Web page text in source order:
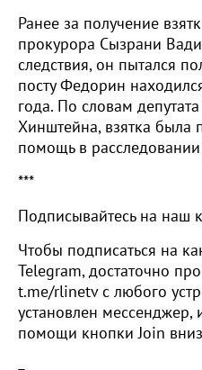
Ранее за получение
прокурора Сызрани
следствия, он пытался
посту Федорин
года. По словам
Хинштейна, взятка была
помощь в расследовании
***
Подписывайтесь на наш
Чтобы подписаться на
Telegram, достаточно
t.me/rlinetv с любого
установлен мессенджер,
помощи кнопки Join